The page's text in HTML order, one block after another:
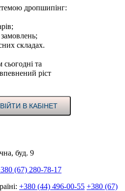
дропшипінг:
складах.
та
ріст
В КАБІНЕТ
буд. 9
(67) 280-78-17
+380 (44) 496-00-55 +380 (67)